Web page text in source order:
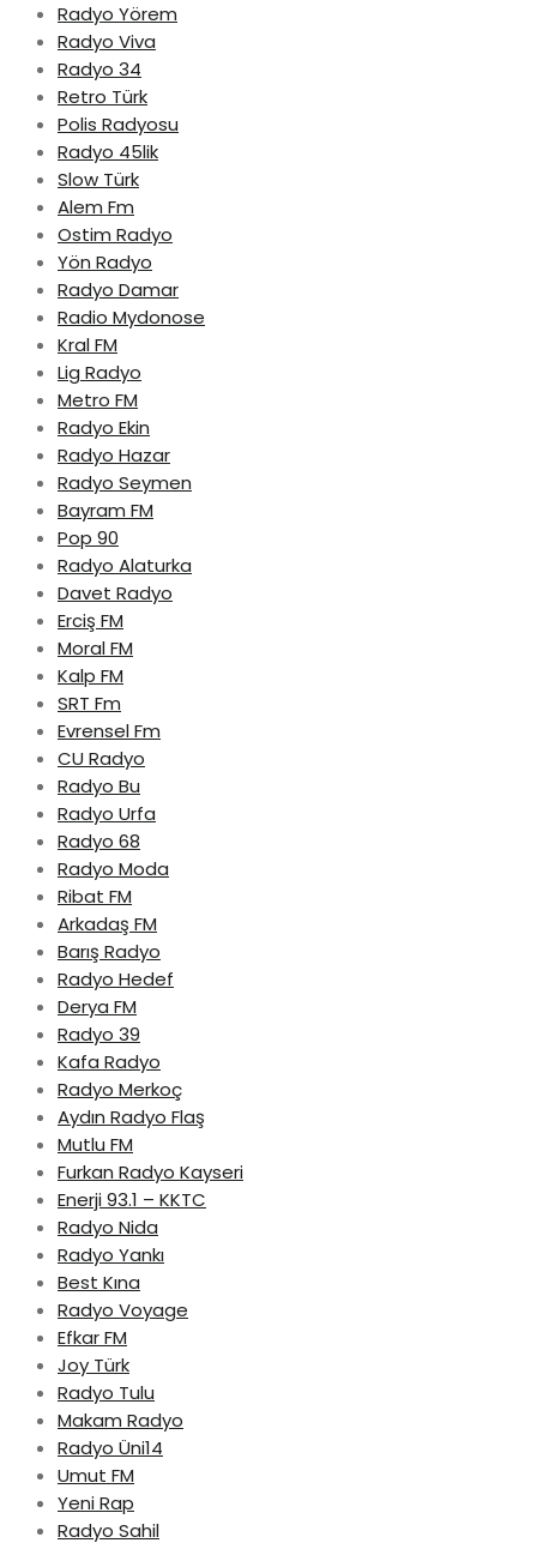
Radyo Yörem
Radyo Viva
Radyo 34
Retro Türk
Polis Radyosu
Radyo 45lik
Slow Türk
Alem Fm
Ostim Radyo
Yön Radyo
Radyo Damar
Radio Mydonose
Kral FM
Lig Radyo
Metro FM
Radyo Ekin
Radyo Hazar
Radyo Seymen
Bayram FM
Pop 90
Radyo Alaturka
Davet Radyo
Erciş FM
Moral FM
Kalp FM
SRT Fm
Evrensel Fm
CU Radyo
Radyo Bu
Radyo Urfa
Radyo 68
Radyo Moda
Ribat FM
Arkadaş FM
Barış Radyo
Radyo Hedef
Derya FM
Radyo 39
Kafa Radyo
Radyo Merkoç
Aydın Radyo Flaş
Mutlu FM
Furkan Radyo Kayseri
Enerji 93.1 – KKTC
Radyo Nida
Radyo Yankı
Best Kına
Radyo Voyage
Efkar FM
Joy Türk
Radyo Tulu
Makam Radyo
Radyo Üni14
Umut FM
Yeni Rap
Radyo Sahil